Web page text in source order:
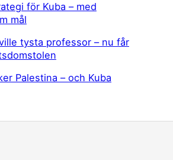
för Kuba – med
mål
tysta professor – nu får
Palestina – och Kuba